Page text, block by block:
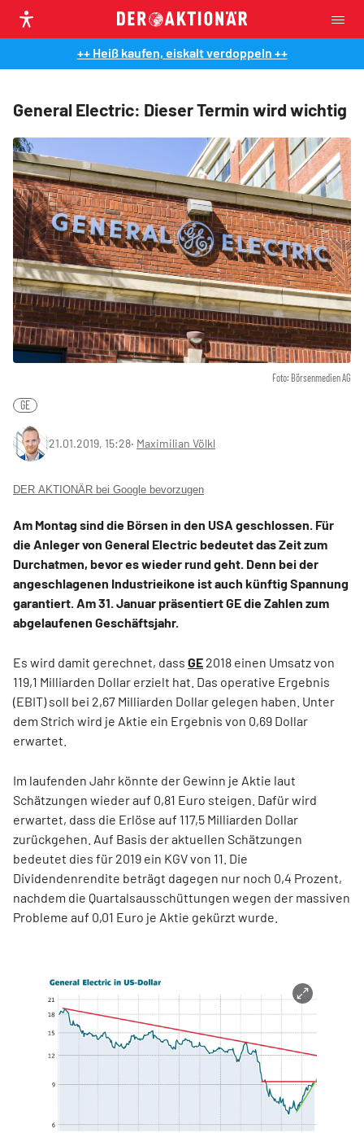
++ Heiß kaufen, eiskalt verdoppeln ++
General Electric: Dieser Termin wird wichtig
Foto: Börsenmedien AG
GE
21.01.2019, 15:28‧ Maximilian Völkl
DER AKTIONÄR bei Google bevorzugen
Am Montag sind die Börsen in den USA geschlossen. Für
die Anleger von General Electric bedeutet das Zeit zum
Durchatmen, bevor es wieder rund geht. Denn bei der
angeschlagenen Industrieikone ist auch künftig Spannung
garantiert. Am 31. Januar präsentiert GE die Zahlen zum
abgelaufenen Geschäftsjahr.
Es wird damit gerechnet, dass GE 2018 einen Umsatz von
119,1 Milliarden Dollar erzielt hat. Das operative Ergebnis
(EBIT) soll bei 2,67 Milliarden Dollar gelegen haben. Unter
dem Strich wird je Aktie ein Ergebnis von 0,69 Dollar
erwartet.
Im laufenden Jahr könnte der Gewinn je Aktie laut
Schätzungen wieder auf 0,81 Euro steigen. Dafür wird
erwartet, dass die Erlöse auf 117,5 Milliarden Dollar
zurückgehen. Auf Basis der aktuellen Schätzungen
bedeutet dies für 2019 ein KGV von 11. Die
Dividendenrendite beträgt dagegen nur noch 0,4 Prozent,
nachdem die Quartalsausschüttungen wegen der massiven
Probleme auf 0,01 Euro je Aktie gekürzt wurde.